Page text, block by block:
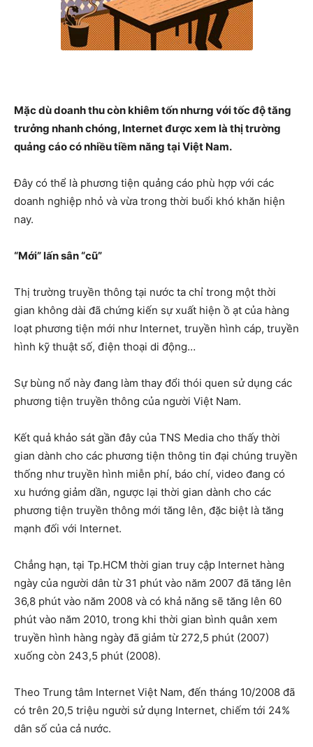
Mặc dù doanh thu còn khiêm tốn nhưng với tốc độ tăng
trưởng nhanh chóng, Internet được xem là thị trường
quảng cáo có nhiều tiềm năng tại Việt Nam.
Đây có thể là phương tiện quảng cáo phù hợp với các
doanh nghiệp nhỏ và vừa trong thời buổi khó khăn hiện
nay.
“Mới” lấn sân “cũ”
Thị trường truyền thông tại nước ta chỉ trong một thời
gian không dài đã chứng kiến sự xuất hiện ồ ạt của hàng
loạt phương tiện mới như Internet, truyền hình cáp, truyền
hình kỹ thuật số, điện thoại di động…
Sự bùng nổ này đang làm thay đổi thói quen sử dụng các
phương tiện truyền thông của người Việt Nam.
Kết quả khảo sát gần đây của TNS Media cho thấy thời
gian dành cho các phương tiện thông tin đại chúng truyền
thống như truyền hình miễn phí, báo chí, video đang có
xu hướng giảm dần, ngược lại thời gian dành cho các
phương tiện truyền thông mới tăng lên, đặc biệt là tăng
mạnh đối với Internet.
Chẳng hạn, tại Tp.HCM thời gian truy cập Internet hàng
ngày của người dân từ 31 phút vào năm 2007 đã tăng lên
36,8 phút vào năm 2008 và có khả năng sẽ tăng lên 60
phút vào năm 2010, trong khi thời gian bình quân xem
truyền hình hàng ngày đã giảm từ 272,5 phút (2007)
xuống còn 243,5 phút (2008).
Theo Trung tâm Internet Việt Nam, đến tháng 10/2008 đã
có trên 20,5 triệu người sử dụng Internet, chiếm tới 24%
dân số của cả nước.